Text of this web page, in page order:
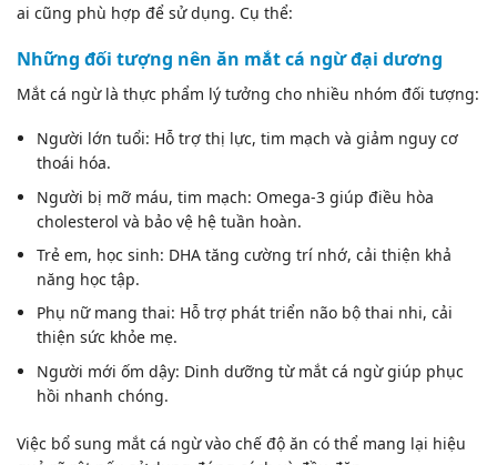
ai cũng phù hợp để sử dụng. Cụ thể:
Những đối tượng nên ăn mắt cá ngừ đại dương
Mắt cá ngừ là thực phẩm lý tưởng cho nhiều nhóm đối tượng:
Người lớn tuổi: Hỗ trợ thị lực, tim mạch và giảm nguy cơ
thoái hóa.
Người bị mỡ máu, tim mạch: Omega-3 giúp điều hòa
cholesterol và bảo vệ hệ tuần hoàn.
Trẻ em, học sinh: DHA tăng cường trí nhớ, cải thiện khả
năng học tập.
Phụ nữ mang thai: Hỗ trợ phát triển não bộ thai nhi, cải
thiện sức khỏe mẹ.
Người mới ốm dậy: Dinh dưỡng từ mắt cá ngừ giúp phục
hồi nhanh chóng.
Việc bổ sung mắt cá ngừ vào chế độ ăn có thể mang lại hiệu